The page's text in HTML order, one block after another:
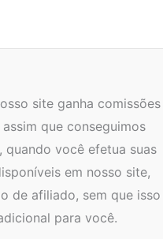
site ganha comissões
que conseguimos
você efetua suas
em nosso site,
de afiliado, sem que isso
para você.